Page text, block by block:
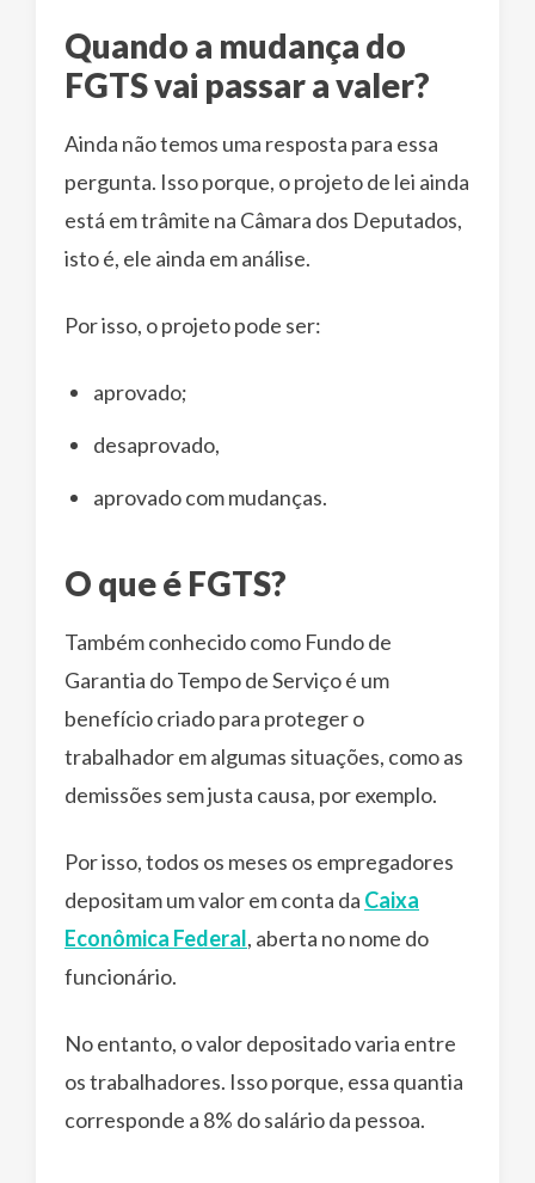
Quando a mudança do
FGTS vai passar a valer?
Ainda não temos uma resposta para essa
pergunta. Isso porque, o projeto de lei ainda
está em trâmite na Câmara dos Deputados,
isto é, ele ainda em análise.
Por isso, o projeto pode ser:
aprovado;
desaprovado,
aprovado com mudanças.
O que é FGTS?
Também conhecido como Fundo de
Garantia do Tempo de Serviço é um
benefício criado para proteger o
trabalhador em algumas situações, como as
demissões sem justa causa, por exemplo.
Por isso, todos os meses os empregadores
depositam um valor em conta da Caixa
Econômica Federal, aberta no nome do
funcionário.
No entanto, o valor depositado varia entre
os trabalhadores. Isso porque, essa quantia
corresponde a 8% do salário da pessoa.